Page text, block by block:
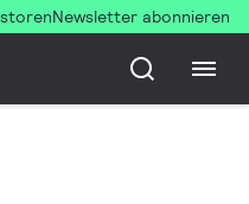
Newsletter abonnieren